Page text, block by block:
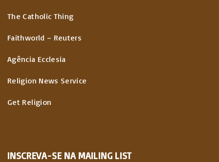
The Catholic Thing
Faithworld – Reuters
Agência Ecclesia
Religion News Service
Get Religion
INSCREVA-SE NA MAILING LIST